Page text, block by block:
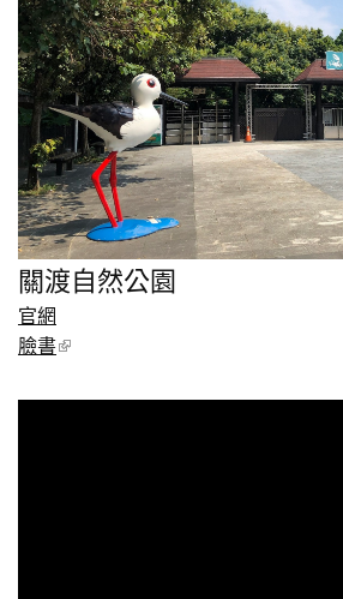
關渡自然公園
官網
臉書